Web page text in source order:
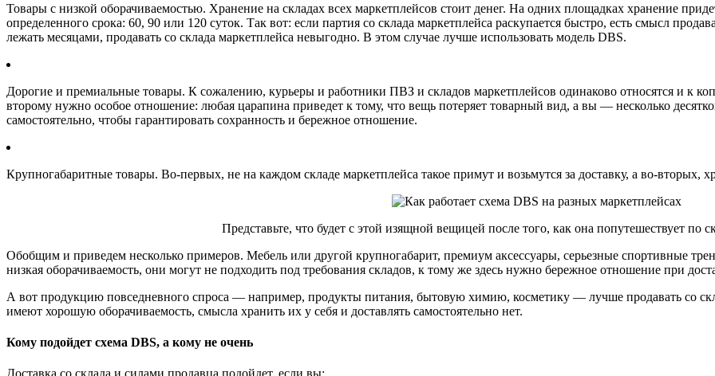
Товары с низкой оборачиваемостью. Хранение на складах всех маркетплейсов стоит денег. На одних площадках хранение
определенного срока: 60, 90 или 120 суток. Так вот: если партия со склада маркетплейса раскупается быстро, есть смысл
лежать месяцами, продавать со склада маркетплейса невыгодно. В этом случае лучше использовать модель DBS.
Дорогие и премиальные товары. К сожалению, курьеры и работники ПВЗ и складов маркетплейсов одинаково относятся и к
второму нужно особое отношение: любая царапина приведет к тому, что вещь потеряет товарный вид, а вы — несколько
самостоятельно, чтобы гарантировать сохранность и бережное отношение.
Крупногабаритные товары. Во-первых, не на каждом складе маркетплейса такое примут и возьмутся за доставку, а во-вторых,
Представьте, что будет с этой изящной вещицей после того, как она попутешествует по
Обобщим и приведем несколько примеров. Мебель или другой крупногабарит, премиум аксессуары, серьезные спортивные
низкая оборачиваемость, они могут не подходить под требования складов, к тому же здесь нужно бережное отношение при
А вот продукцию повседневного спроса — например, продукты питания, бытовую химию, косметику — лучше продавать со
имеют хорошую оборачиваемость, смысла хранить их у себя и доставлять самостоятельно нет.
Кому подойдет схема DBS, а кому не очень